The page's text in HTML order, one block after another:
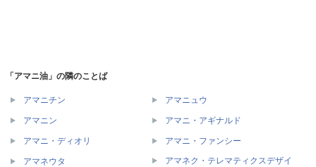
「アマニ油」の隣のことば
アマニチン アマニュウ
アマニン アマニ・アギナルド
アマニ・ディオリ アマニ・ファンシー
アマネウタ
アマネク・テレマティクスデザイ